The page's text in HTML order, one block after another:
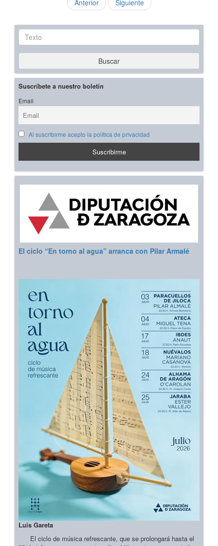
Anterior Siguiente
Texto
Buscar
Suscríbete a nuestro boletín
Email
Al suscribirme acepto la política de privacidad
El ciclo “En torno al agua” arranca con Pilar Armalé
Luis Gareta
El ciclo de música refrescante, que se prolongará hasta el